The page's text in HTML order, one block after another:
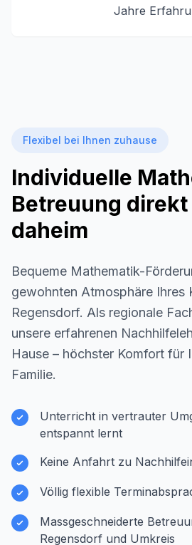
Jahre
Flexibel bei Ihnen zuhause
Individuelle
Betreuung direkt
daheim
Bequeme Mathematik-
gewohnten Atmosphäre Ihres
Regensdorf. Als regionale
unsere erfahrenen
Hause – höchster Komfort für
Familie.
Unterricht in vertrauter
entspannt lernt
Keine Anfahrt zu
Völlig flexible
Massgeschneiderte
Regensdorf und Umkreis